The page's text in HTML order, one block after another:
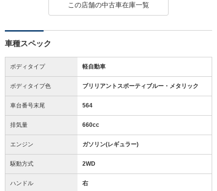
この店舗の中古車在庫一覧
車種スペック
ボディタイプ 軽自動車
ボディタイプ色 ブリリアントスポーティブルー・メタリック
車台番号末尾 564
排気量 660cc
エンジン ガソリン(レギュラー)
駆動方式 2WD
ハンドル 右